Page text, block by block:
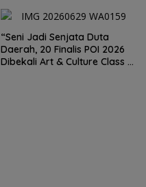
“Seni Jadi Senjata Duta
Daerah, 20 Finalis POI 2026
Dibekali Art & Culture Class di